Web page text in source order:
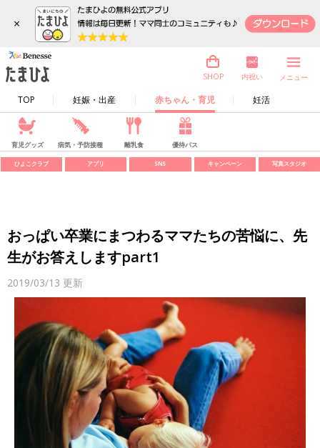
×
TOP 妊娠・出産 赤ちゃん・育児 妊活
SHOP 内祝い メニュー
育児グッズ 病気・予防接種 離乳食 優待パス
ひよこクラブ アプリ SNS キャンペーン 写真スタジオ
おっぱい卒業にまつわるママたちの苦悩に、先
生がお答えしますpart1
2019/03/13 更新